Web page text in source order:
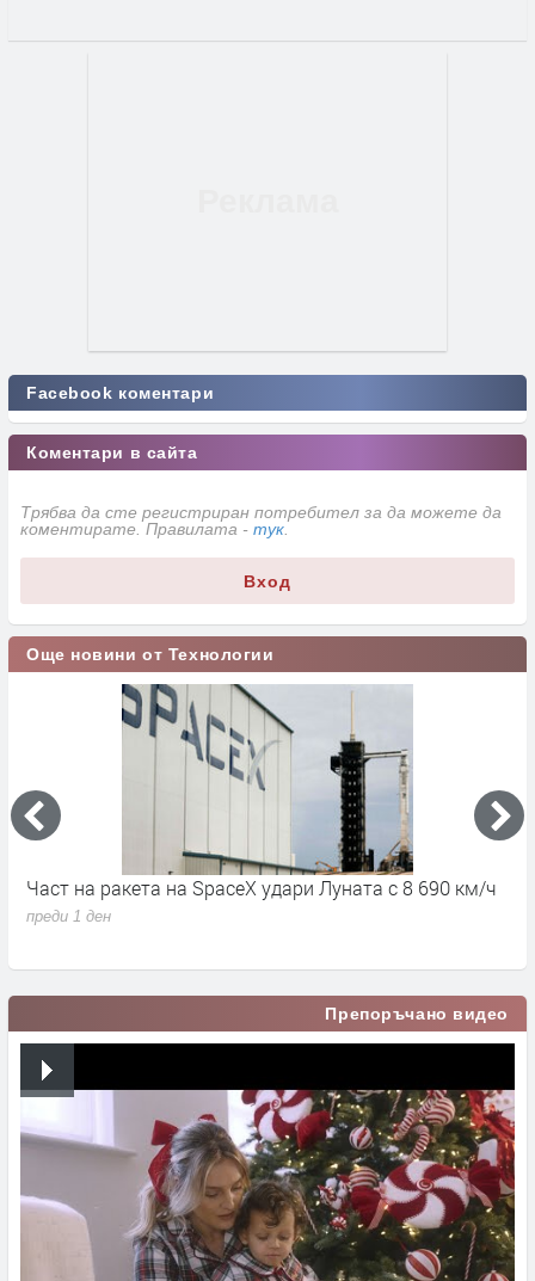
Facebook коментари
Коментари в сайта
Трябва да сте регистриран потребител за да можете да
коментирате. Правилата - тук
Вход
Още новини от Технологии
Част на ракета на SpaceX удари Луната с 8 690 км/ч
преди 1 ден
Препоръчано видео